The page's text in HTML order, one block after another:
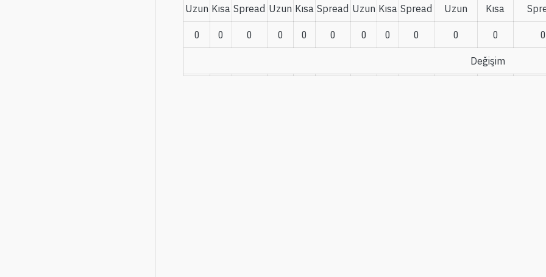
Uzun Kısa Spread Uzun Kısa Spread Uzun Kısa Spread Uzun Kısa
0 0 0 0 0 0 0 0 0 0 0 0
Değişim